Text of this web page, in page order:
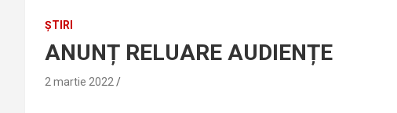
ȘTIRI
ANUNȚ RELUARE AUDIENȚE
2 martie 2022